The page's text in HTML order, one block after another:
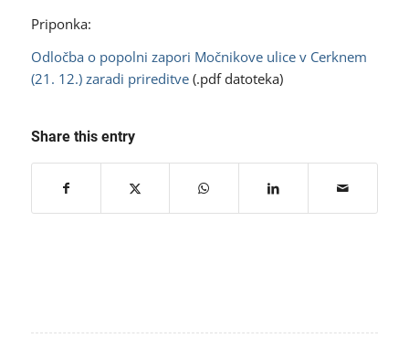
Priponka:
Odločba o popolni zapori Močnikove ulice v Cerknem
(21. 12.) zaradi prireditve(.pdf datoteka)
Share this entry